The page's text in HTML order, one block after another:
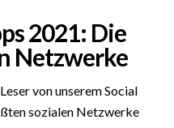
2021: Die
Netzwerke
von unserem Social
sozialen Netzwerke